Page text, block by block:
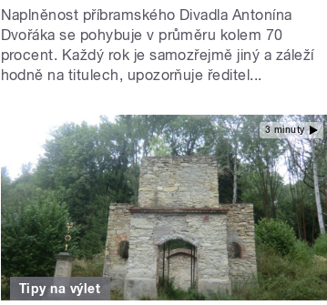
Naplněnost příbramského Divadla Antonína
Dvořáka se pohybuje v průměru kolem 70
procent. Každý rok je samozřejmě jiný a záleží
hodně na titulech, upozorňuje ředitel...
3 minuty
Tipy na výlet